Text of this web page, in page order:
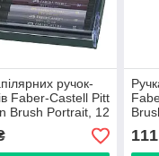
ручок-
Faber-Castell Pitt
Brush Portrait, 12
267424
111